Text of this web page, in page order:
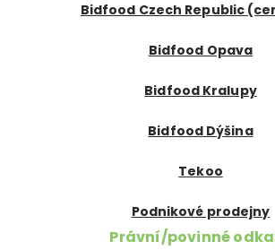
Bidfood Czech Republic
Bidfood Opava
Bidfood Kralupy
Bidfood Dýšina
Tekoo
Podnikové prodejny
Právní/povinné